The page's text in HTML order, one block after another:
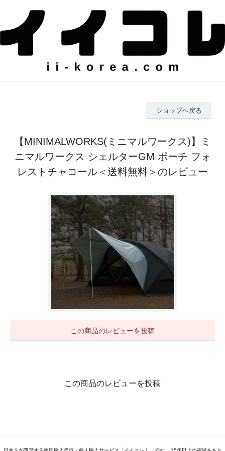
ショップへ戻る
【MINIMALWORKS(ミニマルワークス)】ミ
ニマルワークス シェルターGM ポーチ フォ
レストチャコール＜送料無料＞のレビュー
この商品のレビューを投稿
この商品のレビューを投稿